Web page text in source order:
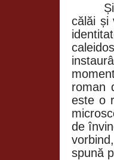
călăi și
roman
este o
de
spună